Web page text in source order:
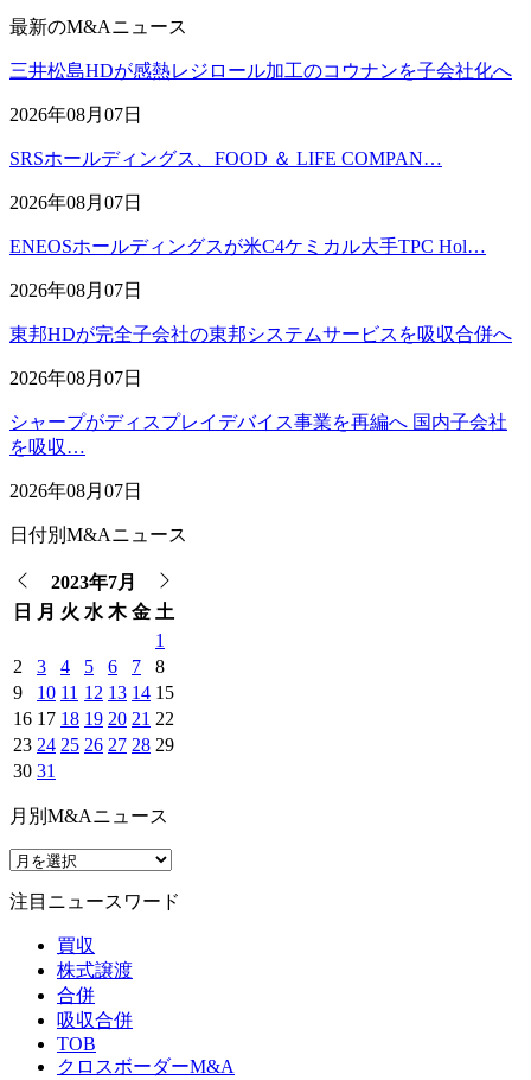
最新のM&Aニュース
三井松島HDが感熱レジロール加工のコウナンを子会社化へ
2026年08月07日
SRSホールディングス、FOOD ＆ LIFE COMPAN…
2026年08月07日
ENEOSホールディングスが米C4ケミカル大手TPC Hol…
2026年08月07日
東邦HDが完全子会社の東邦システムサービスを吸収合併へ
2026年08月07日
シャープがディスプレイデバイス事業を再編へ 国内子会社
を吸収…
2026年08月07日
日付別M&Aニュース
2023年7月
日
月 火 水 木 金 土
1
2
3 4 5 6 7
8
9
10 11 12 13 14 15
16 17 18 19 20 21 22
23 24 25 26 27 28 29
30 31
月別M&Aニュース
注目ニュースワード
買収
株式譲渡
合併
吸収合併
TOB
クロスボーダーM&A